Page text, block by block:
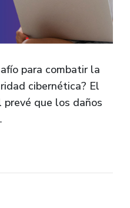
para combatir la
cibernética? El
prevé que los daños